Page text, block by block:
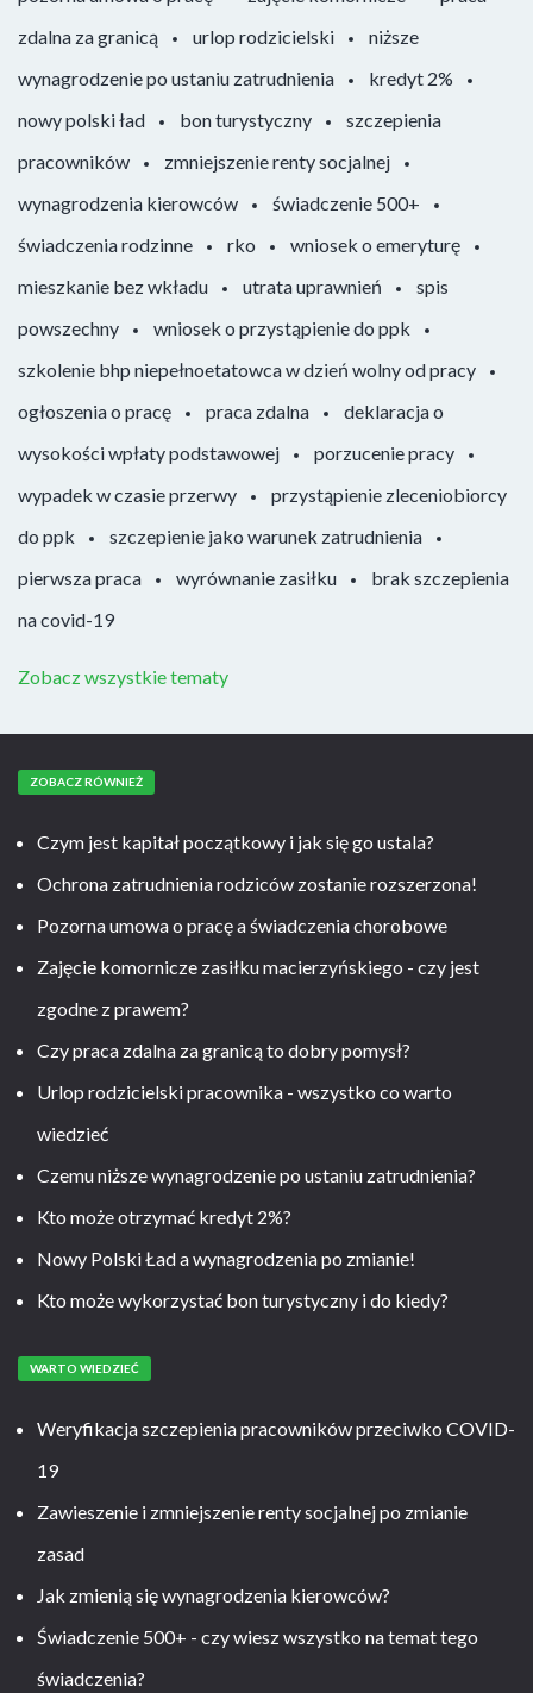
zdalna za granicą
urlop rodzicielski
niższe
wynagrodzenie po ustaniu zatrudnienia
kredyt 2%
nowy polski ład
bon turystyczny
szczepienia
pracowników
zmniejszenie renty socjalnej
wynagrodzenia kierowców
świadczenie 500+
świadczenia rodzinne
rko
wniosek o emeryturę
mieszkanie bez wkładu
utrata uprawnień
spis
powszechny
wniosek o przystąpienie do ppk
szkolenie bhp niepełnoetatowca w dzień wolny od pracy
ogłoszenia o pracę
praca zdalna
deklaracja o
wysokości wpłaty podstawowej
porzucenie pracy
wypadek w czasie przerwy
przystąpienie zleceniobiorcy
do ppk
szczepienie jako warunek zatrudnienia
pierwsza praca
wyrównanie zasiłku
brak szczepienia
na covid-19
Zobacz wszystkie tematy
ZOBACZ RÓWNIEŻ
Czym jest kapitał początkowy i jak się go ustala?
Ochrona zatrudnienia rodziców zostanie rozszerzona!
Pozorna umowa o pracę a świadczenia chorobowe
Zajęcie komornicze zasiłku macierzyńskiego - czy jest
zgodne z prawem?
Czy praca zdalna za granicą to dobry pomysł?
Urlop rodzicielski pracownika - wszystko co warto
wiedzieć
Czemu niższe wynagrodzenie po ustaniu zatrudnienia?
Kto może otrzymać kredyt 2%?
Nowy Polski Ład a wynagrodzenia po zmianie!
Kto może wykorzystać bon turystyczny i do kiedy?
WARTO WIEDZIEĆ
Weryfikacja szczepienia pracowników przeciwko COVID-
19
Zawieszenie i zmniejszenie renty socjalnej po zmianie
zasad
Jak zmienią się wynagrodzenia kierowców?
Świadczenie 500+ - czy wiesz wszystko na temat tego
świadczenia?